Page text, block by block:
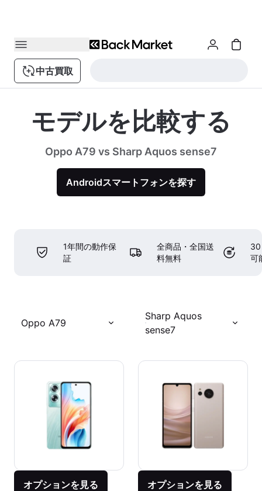
中古買取
モデルを比較する
Oppo A79 vs Sharp Aquos sense7
Androidスマートフォンを探す
1年間の動作保
証
全商品・全国送
料無料
30
可
Oppo A79
Sharp Aquos
sense7
オプションを見る オプションを見る